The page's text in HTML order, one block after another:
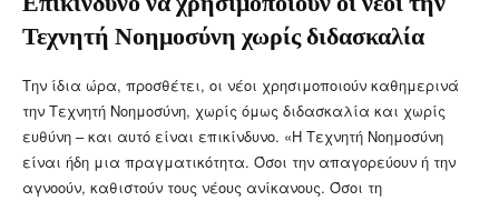
Τεχνητή Νοημοσύνη χωρίς διδασκαλία
Την ίδια ώρα, προσθέτει, οι νέοι χρησιμοποιούν καθημερινά
την Τεχνητή Νοημοσύνη, χωρίς όμως διδασκαλία και χωρίς
ευθύνη – και αυτό είναι επικίνδυνο. «Η Τεχνητή Νοημοσύνη
είναι ήδη μια πραγματικότητα. Όσοι την απαγορεύουν ή την
αγνοούν, καθιστούν τους νέους ανίκανους. Όσοι τη